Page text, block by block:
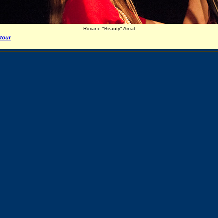
Roxane "Beauty" Arnal